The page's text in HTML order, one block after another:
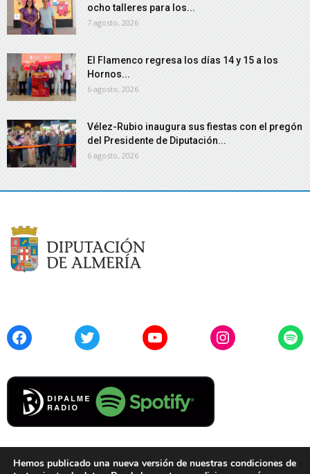
ocho talleres para los...
7 agosto, 2026
El Flamenco regresa los días 14 y 15 a los
Hornos...
6 agosto, 2026
Vélez-Rubio inaugura sus fiestas con el pregón
del Presidente de Diputación...
6 agosto, 2026
FacebookTwitter YouTubeInstagram
Hemos publicado una nueva versión de nuestras condiciones de